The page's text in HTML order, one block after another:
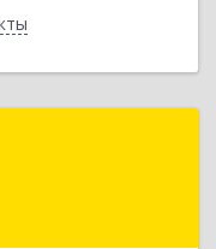
г, Аптечный